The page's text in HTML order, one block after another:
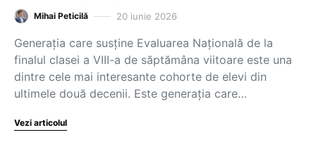
Mihai Peticilă 20 iunie 2026
Generația care susține Evaluarea Națională de la
finalul clasei a VIII-a de săptămâna viitoare este una
dintre cele mai interesante cohorte de elevi din
ultimele două decenii. Este generația care…
Vezi articolul